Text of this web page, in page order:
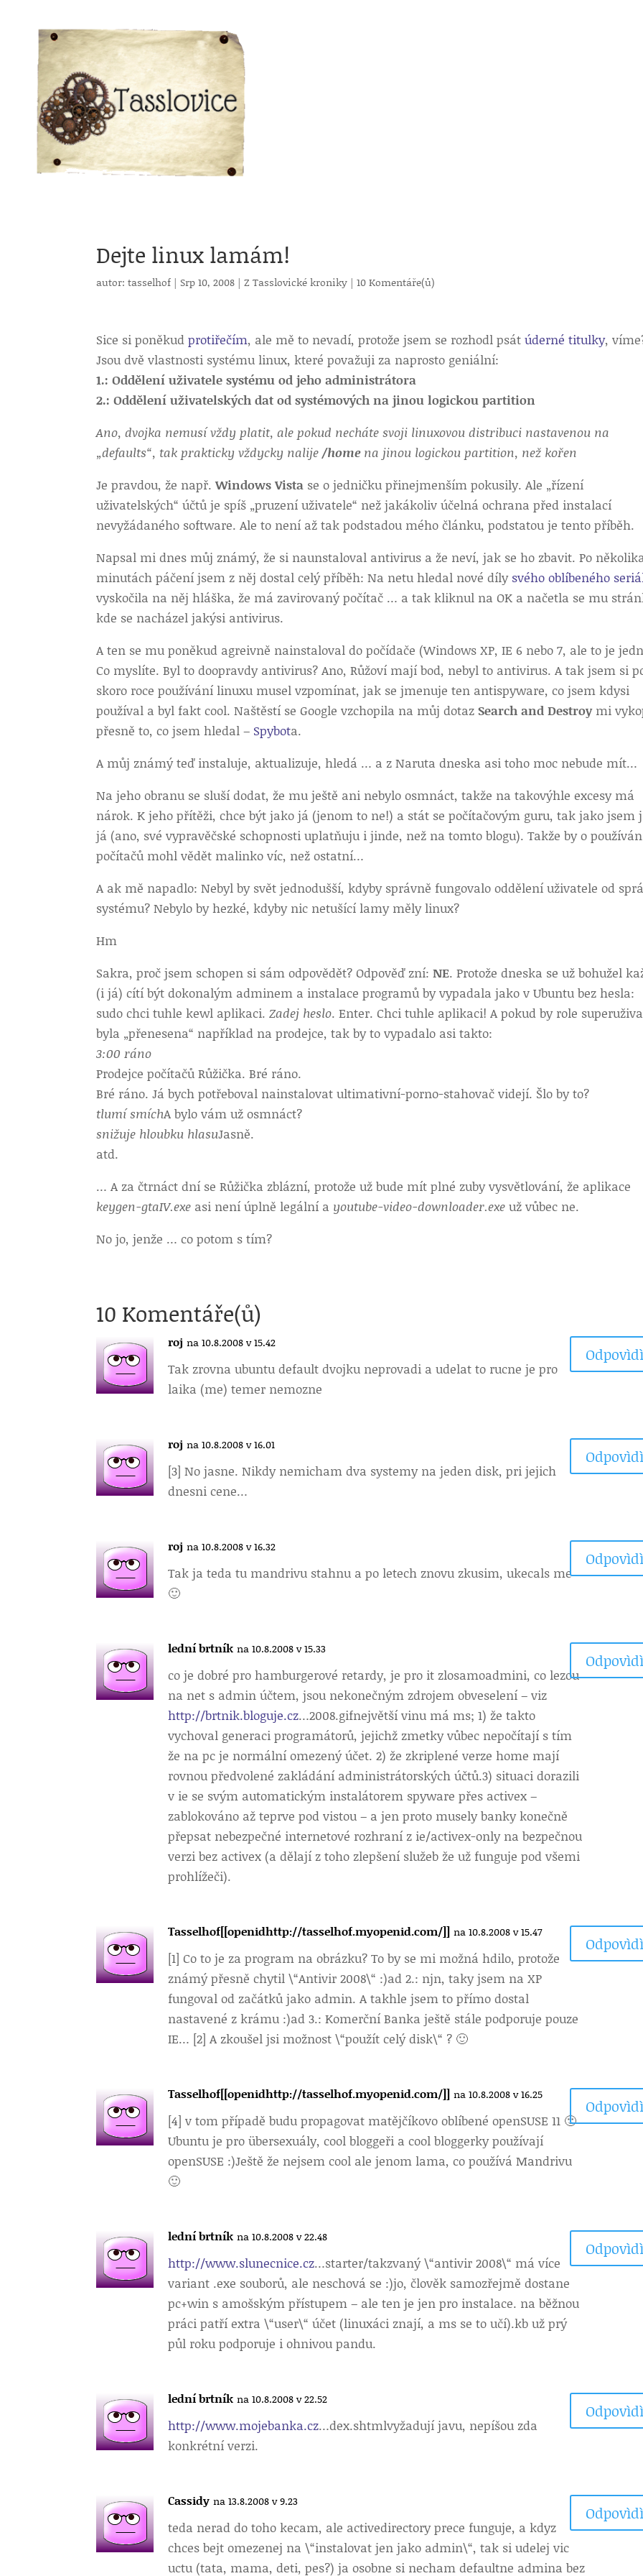
Dejte linux lamám!
autor:tasselhof |Srp 10, 2008 |Z Tasslovické kroniky |10 Komentáře(ů)
Sice si poněkudprotiřečím, ale mě to nevadí, protože jsem se rozhodl psátúderné titulky,
Jsou dvě vlastnosti systému linux, které považuji za naprosto geniální:
1.: Oddělení uživatele systému od jeho administrátora
2.: Oddělení uživatelských dat od systémových na jinou logickou partition
Ano, dvojka nemusí vždy platit, ale pokud necháte svoji linuxovou distribuci nastavenou na
„defaults“, tak prakticky vždycky nalije/homena jinou logickou partition, než kořen
Je pravdou, že např.Windows Vista se o jedničku přinejmenším pokusily. Ale „řízení
uživatelských“ účtů je spíš „pruzení uživatele“ než jakákoliv účelná ochrana před instalací
nevyžádaného software. Ale to není až tak podstadou mého článku, podstatou je tento příběh.
Napsal mi dnes můj známý, že si naunstaloval antivirus a že neví, jak se ho zbavit. Po
minutách páčení jsem z něj dostal celý příběh: Na netu hledal nové díly svého oblíbeného
vyskočila na něj hláška, že má zavirovaný počítač … a tak kliknul na OK a načetla se mu
kde se nacházel jakýsi antivirus.
A ten se mu poněkud agreivně nainstaloval do počídače (Windows XP, IE 6 nebo 7, ale to je
Co myslíte. Byl to doopravdy antivirus? Ano, Růžoví mají bod, nebyl to antivirus. A tak jsem si
skoro roce používání linuxu musel vzpomínat, jak se jmenuje ten antispyware, co jsem kdysi
používal a byl fakt cool. Naštěstí se Google vzchopila na můj dotazSearch and Destroymi
přesně to, co jsem hledal – Spybota.
A můj známý teď instaluje, aktualizuje, hledá … a z Naruta dneska asi toho moc nebude mít…
Na jeho obranu se sluší dodat, že mu ještě ani nebylo osmnáct, takže na takovýhle excesy má
nárok. K jeho přítěži, chce být jako já (jenom to ne!) a stát se počítačovým guru, tak jako jsem
já (ano, své vypravěčské schopnosti uplatňuju i jinde, než na tomto blogu). Takže by o
počítačů mohl vědět malinko víc, než ostatní…
A ak mě napadlo: Nebyl by svět jednodušší, kdyby správně fungovalo oddělení uživatele od
systému? Nebylo by hezké, kdyby nic netušící lamy měly linux?
Hm
Sakra, proč jsem schopen si sám odpovědět? Odpověď zní:NE. Protože dneska se už bohužel
(i já) cítí být dokonalým adminem a instalace programů by vypadala jako v Ubuntu bez hesla:
sudo chci tuhle kewl aplikaci.Zadej heslo. Enter. Chci tuhle aplikaci! A pokud by role
byla „přenesena“ například na prodejce, tak by to vypadalo asi takto:
3:00 ráno
Prodejce počítačů Růžička. Bré ráno.
Bré ráno. Já bych potřeboval nainstalovat ultimativní-porno-stahovač videjí. Šlo by to?
tlumí smíchA bylo vám už osmnáct?
snižuje hloubku hlasuJasně.
atd.
… A za čtrnáct dní se Růžička zblázní, protože už bude mít plné zuby vysvětlování, že aplikace
keygen-gtaIV.exe asi není úplně legální a youtube-video-downloader.exe už vůbec ne.
No jo, jenže … co potom s tím?
10 Komentáře(ů)
roj na 10.8.2008 v 15.42
Tak zrovna ubuntu default dvojku neprovadi a udelat to rucne je pro
laika (me) temer nemozne
roj na 10.8.2008 v 16.01
[3] No jasne. Nikdy nemicham dva systemy na jeden disk, pri jejich
dnesni cene…
roj na 10.8.2008 v 16.32
Tak ja teda tu mandrivu stahnu a po letech znovu zkusim, ukecals me
🙂
lední brtník na 10.8.2008 v 15.33
co je dobré pro hamburgerové retardy, je pro it zlosamoadmini, co lezou
na net s admin účtem, jsou nekonečným zdrojem obveselení – viz
http://brtnik.bloguje.cz…2008.gifnejvětší vinu má ms; 1) že takto
vychoval generaci programátorů, jejichž zmetky vůbec nepočítají s tím
že na pc je normální omezený účet. 2) že zkriplené verze home mají
rovnou předvolené zakládání administrátorských účtů.3) situaci dorazili
v ie se svým automatickým instalátorem spyware přes activex –
zablokováno až teprve pod vistou – a jen proto musely banky konečně
přepsat nebezpečné internetové rozhraní z ie/activex-only na bezpečnou
verzi bez activex (a dělají z toho zlepšení služeb že už funguje pod všemi
prohlížeči).
Tasselhof[[openidhttp://tasselhof.myopenid.com/]] na 10.8.2008 v 15.47
[1] Co to je za program na obrázku? To by se mi možná hdilo, protože
známý přesně chytil \“Antivir 2008\“ :)ad 2.: njn, taky jsem na XP
fungoval od začátků jako admin. A takhle jsem to přímo dostal
nastavené z krámu :)ad 3.: Komerční Banka ještě stále podporuje pouze
IE… [2] A zkoušel jsi možnost \“použít celý disk\“ ? 🙂
Tasselhof[[openidhttp://tasselhof.myopenid.com/]] na 10.8.2008 v 16.25
[4] v tom případě budu propagovat matějčíkovo oblíbené openSUSE 11 🙂
Ubuntu je pro übersexuály, cool bloggeři a cool bloggerky používají
openSUSE :)Ještě že nejsem cool ale jenom lama, co používá Mandrivu
🙂
lední brtník na 10.8.2008 v 22.48
http://www.slunecnice.cz…starter/takzvaný \“antivir 2008\“ má více
variant .exe souborů, ale neschová se :)jo, člověk samozřejmě dostane
pc+win s amošským přístupem – ale ten je jen pro instalace. na běžnou
práci patří extra \“user\“ účet (linuxáci znají, a ms se to učí).kb už prý
půl roku podporuje i ohnivou pandu.
lední brtník na 10.8.2008 v 22.52
http://www.mojebanka.cz…dex.shtmlvyžadují javu, nepíšou zda
konkrétní verzi.
Cassidy na 13.8.2008 v 9.23
teda nerad do toho kecam, ale activedirectory prece funguje, a kdyz
chces bejt omezenej na \“instalovat jen jako admin\“, tak si udelej vic
uctu (tata, mama, deti, pes?) ja osobne si necham defaultne admina bez